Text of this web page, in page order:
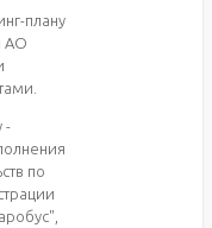
плану
АО
-
по